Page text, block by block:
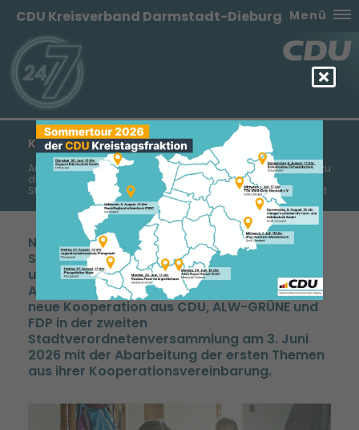
CDU Kreisverband Darmstadt-Dieburg Menü
KOOPERATION STARTET INHALTLICHE ARBEIT
Antrag zur Verlängerung der Betreuungszeiten und Anfrage zu
den wiederkehrenden Straßenbeiträgen in die
Stadtverordnetenversammlung am 3. Juni 2026 eingebracht
Nach den Wahlen in der konstituierenden
Stadtverordnetenversammlung Ende April
und in den konstituierenden
Ausschusssitzungen Anfang Mai startet die
neue Kooperation aus CDU, ALW-GRÜNE und
FDP in der zweiten
Stadtverordnetenversammlung am 3. Juni
2026 mit der Abarbeitung der ersten Themen
aus ihrer Kooperationsvereinbarung.